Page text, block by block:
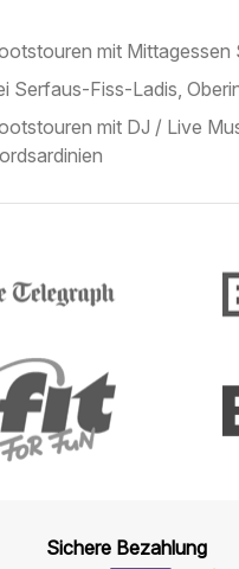
mit Mittagessen
Serfaus-Fiss-Ladis,
mit DJ / Live
Sichere Bezahlung